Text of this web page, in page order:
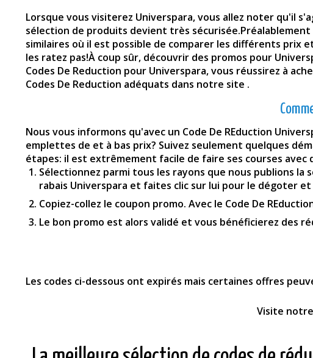
Lorsque vous visiterez Universpara, vous allez noter qu'il
sélection de produits devient très
similaires où il est possible de comparer les différents prix
les ratez pas!À coup sûr, découvrir des promos pour
Codes De Reduction pour Universpara, vous réussirez à
Codes De Reduction adéquats dans notre site .
Nous vous informons qu'avec un Code De REduction
emplettes de et à bas prix? Suivez seulement quelques
étapes: il est extrêmement facile de faire ses courses
Sélectionnez parmi tous les rayons que nous publions
rabais Universpara et faites clic sur lui pour le dégoter
Copiez-collez le coupon promo. Avec le Code De
Le bon promo est alors validé et vous bénéficierez des
Les codes ci-dessous ont expirés mais certaines offres
Visite